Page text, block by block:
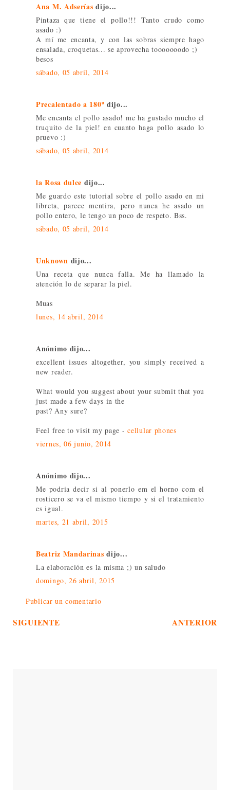
Ana M. Adserías dijo...
Pintaza que tiene el pollo!!! Tanto crudo como
asado :)
A mí me encanta, y con las sobras siempre hago
ensalada, croquetas... se aprovecha tooooooodo ;)
besos
sábado, 05 abril, 2014
Precalentado a 180º dijo...
Me encanta el pollo asado! me ha gustado mucho el
truquito de la piel! en cuanto haga pollo asado lo
pruevo :)
sábado, 05 abril, 2014
la Rosa dulce dijo...
Me guardo este tutorial sobre el pollo asado en mi
libreta, parece mentira, pero nunca he asado un
pollo entero, le tengo un poco de respeto. Bss.
sábado, 05 abril, 2014
Unknown dijo...
Una receta que nunca falla. Me ha llamado la
atención lo de separar la piel.
Muas
lunes, 14 abril, 2014
Anónimo dijo...
excellent issues altogether, you simply received a
new reader.
What would you suggest about your submit that you
just made a few days in the
past? Any sure?
Feel free to visit my page -cellular phones
viernes, 06 junio, 2014
Anónimo dijo...
Me podria decir si al ponerlo em el horno com el
rosticero se va el mismo tiempo y si el tratamiento
es igual.
martes, 21 abril, 2015
Beatriz Mandarinas dijo...
La elaboración es la misma ;) un saludo
domingo, 26 abril, 2015
Publicar un comentario
SIGUIENTE ANTERIOR